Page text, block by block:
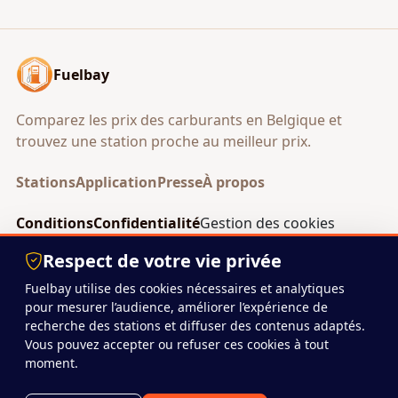
Fuelbay
Comparez les prix des carburants en Belgique et
trouvez une station proche au meilleur prix.
StationsApplicationPresseÀ propos
ConditionsConfidentialitéGestion des cookies
© 2026 Fuelbay
Projet indépendant basé en Belgique.
Respect de votre vie privée
Fuelbay utilise des cookies nécessaires et analytiques
pour mesurer l’audience, améliorer l’expérience de
recherche des stations et diffuser des contenus adaptés.
Vous pouvez accepter ou refuser ces cookies à tout
moment.